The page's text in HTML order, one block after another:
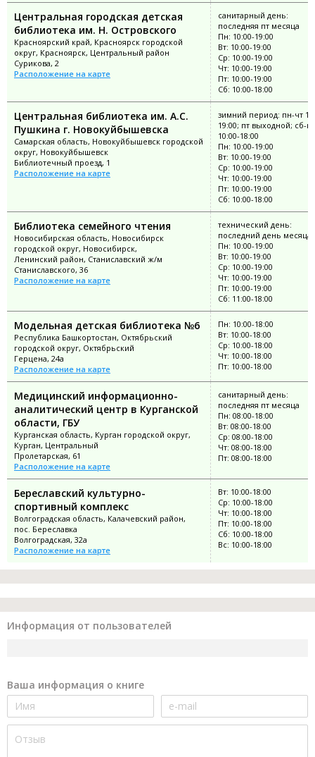
Центральная городская детская
библиотека им. Н. Островского
Красноярский край, Красноярск городской
округ, Красноярск, Центральный район
Сурикова, 2
Расположение на карте
санитарный день:
последняя пт месяца
Пн: 10:00-19:00
Вт: 10:00-19:00
Ср: 10:00-19:00
Чт: 10:00-19:00
Пт: 10:00-19:00
Сб: 10:00-18:00
Центральная библиотека им. А.С.
Пушкина г. Новокуйбышевска
Самарская область, Новокуйбышевск городской
округ, Новокуйбышевск
Библиотечный проезд, 1
Расположение на карте
зимний период: пн-чт
19:00; пт выходной; сб-вс
10:00-18:00
Пн: 10:00-19:00
Вт: 10:00-19:00
Ср: 10:00-19:00
Чт: 10:00-19:00
Пт: 10:00-19:00
Сб: 10:00-18:00
Библиотека семейного чтения
Новосибирская область, Новосибирск
городской округ, Новосибирск,
Ленинский район, Станиславский ж/м
Станиславского, 36
Расположение на карте
технический день:
последний день месяца
Пн: 10:00-19:00
Вт: 10:00-19:00
Ср: 10:00-19:00
Чт: 10:00-19:00
Пт: 10:00-19:00
Сб: 11:00-18:00
Модельная детская библиотека №6
Республика Башкортостан, Октябрьский
городской округ, Октябрьский
Герцена, 24а
Расположение на карте
Пн: 10:00-18:00
Вт: 10:00-18:00
Ср: 10:00-18:00
Чт: 10:00-18:00
Пт: 10:00-18:00
Медицинский информационно-
аналитический центр в Курганской
области, ГБУ
Курганская область, Курган городской округ,
Курган, Центральный
Пролетарская, 61
Расположение на карте
санитарный день:
последняя пт месяца
Пн: 08:00-18:00
Вт: 08:00-18:00
Ср: 08:00-18:00
Чт: 08:00-18:00
Пт: 08:00-18:00
Береславский культурно-
спортивный комплекс
Волгоградская область, Калачевский район,
пос. Береславка
Волгоградская, 32а
Расположение на карте
Вт: 10:00-18:00
Ср: 10:00-18:00
Чт: 10:00-18:00
Пт: 10:00-18:00
Сб: 10:00-18:00
Вс: 10:00-18:00
Информация от пользователей
Ваша информация о книге